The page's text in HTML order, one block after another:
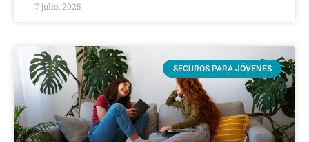
7 julio, 2025
SEGUROS PARA JÓVENES